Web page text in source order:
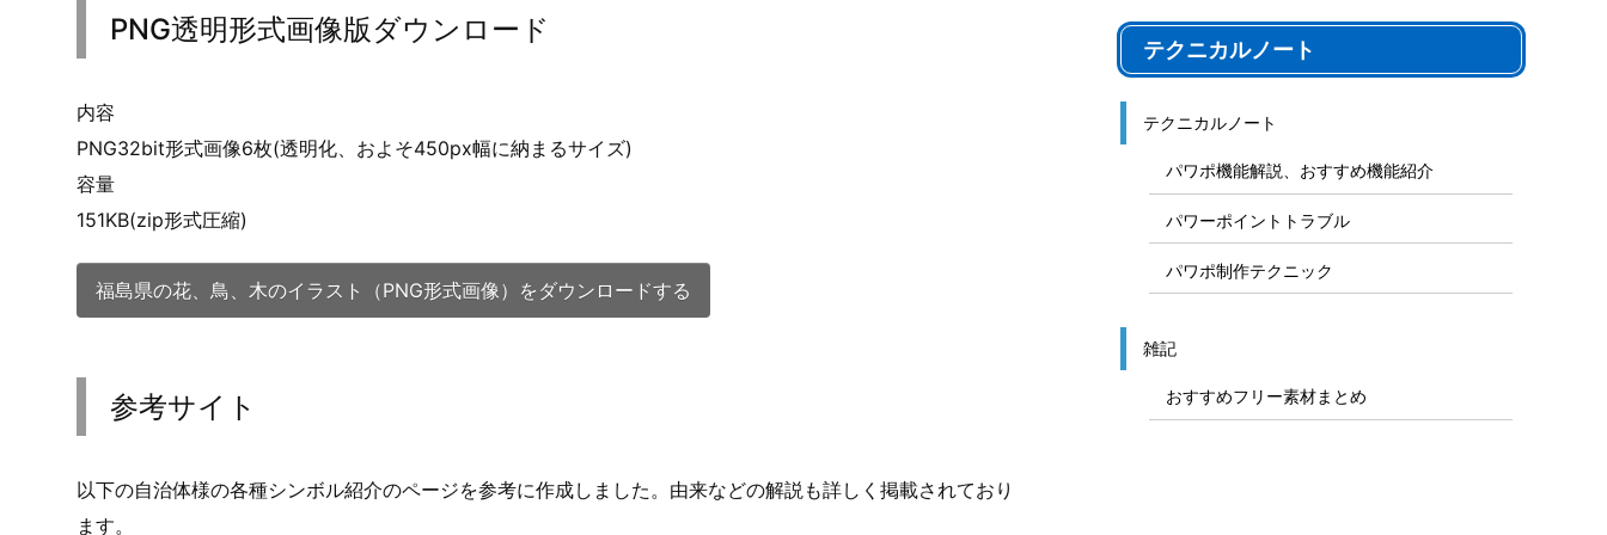
PNG透明形式画像版ダウンロード
内容
PNG32bit形式画像6枚(透明化、およそ450px幅に納まるサイズ)
容量
151KB(zip形式圧縮)
福島県の花、鳥、木のイラスト（PNG形式画像）をダウンロードする
参考サイト
以下の自治体様の各種シンボル紹介のページを参考に作成しました。由来などの解説も詳しく掲載されており
ます。
テクニカルノート
テクニカルノート
パワポ機能解説、おすすめ機能紹介
パワーポイントトラブル
パワポ制作テクニック
雑記
おすすめフリー素材まとめ